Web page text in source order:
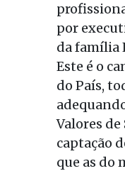
por
da família
Este é o
do País,
Valores
captação
que as do